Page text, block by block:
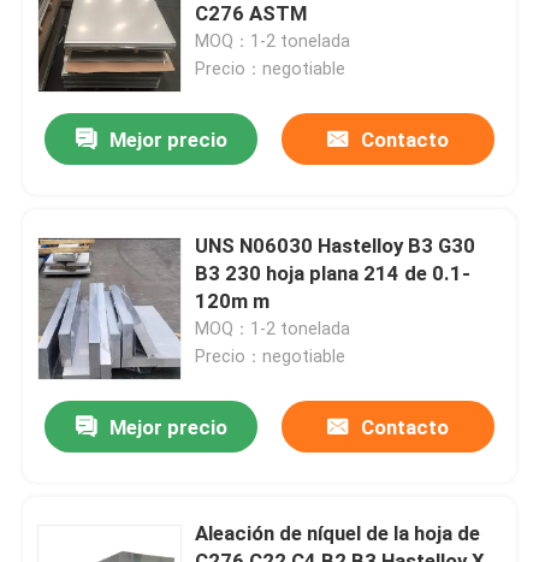
Sobre nosotros
Viaje de la fábrica
Control de calidad
Éntrenos en contacto con
Material de Inconel 600
Material Inconel 625
Material de Inconel 718
C276 ASTM
MOQ：1-2 tonelada
Precio：negotiable
Mejor precio Contacto
UNS N06030 Hastelloy B3 G30
B3 230 hoja plana 214 de 0.1-
120m m
MOQ：1-2 tonelada
Precio：negotiable
Mejor precio Contacto
Aleación de níquel de la hoja de